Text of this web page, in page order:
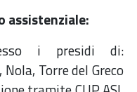
assistenziale:
i presidi di:
Torre del Greco